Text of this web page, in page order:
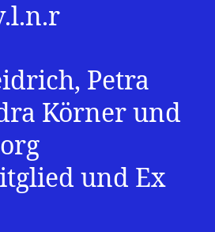
Petra
Körner und
und Ex